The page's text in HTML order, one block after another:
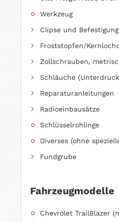
Werkzeug
Clipse und Befestigung
Reparaturanleitungen
Radioeinbausätze
Schlüsselrohlinge
Fundgrube
Fahrzeugmodelle